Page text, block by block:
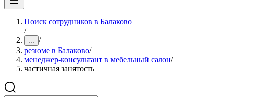
Поиск сотрудников в Балаково
/
... /
резюме в Балаково/
менеджер-консультант в мебельный салон/
частичная занятость